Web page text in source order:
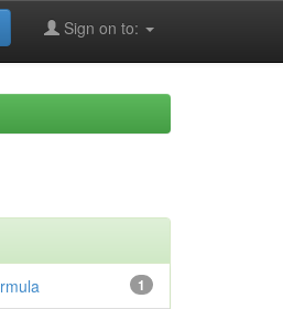
Sign on to:
1